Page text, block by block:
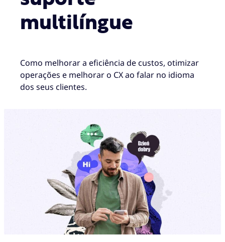
multilíngue
Como melhorar a eficiência de custos, otimizar
operações e melhorar o CX ao falar no idioma
dos seus clientes.